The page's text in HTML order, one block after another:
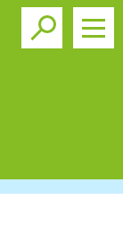
Toggle